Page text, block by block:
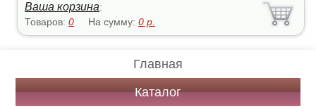
Ваша корзина:
Товаров:0 На сумму:0 р.
Главная
Каталог